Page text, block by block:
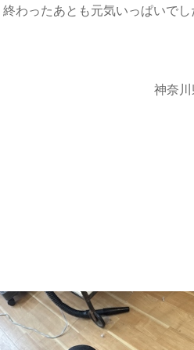
終わったあとも元気いっぱいで
神奈